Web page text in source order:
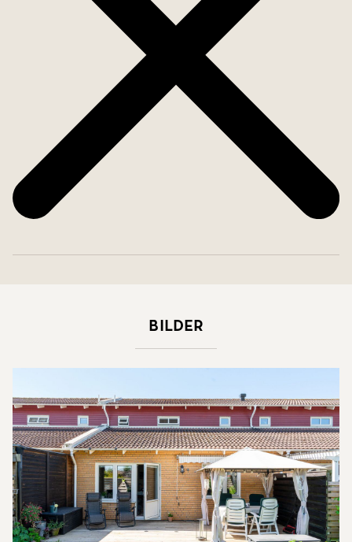
Bilder